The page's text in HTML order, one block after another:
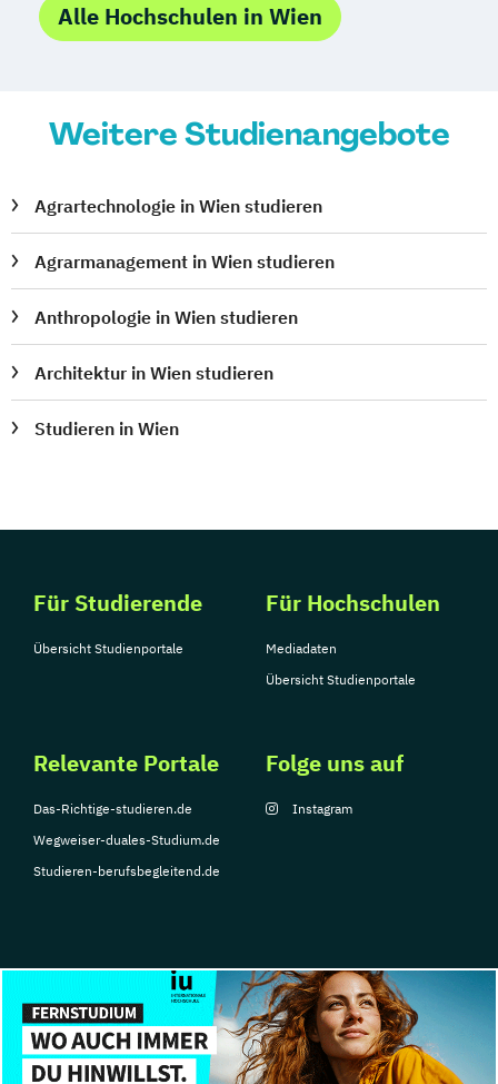
Musikwissenschaft
Naturschutz und
Pflegewissenschaft Pharmazie
Physics of the Earth (Geophysics)
Physik Physik (Lehramt)
Politikwissenschaft Polnisch (Lehramt)
Psychologie
Psychologie und Philosophie (Lehramt)
Publizistik- und
Reliogionspädaogik
Romanistik
Russisch (Lehramt)
Science-Technology-Society
Sinologie
Slowenisch (Lehramt)
Soziologie
Theologische Spezialisierung
Tibetologie und Buddhismuskunde
Transkulturelle Kommunikation
Translation Tschechisch (Lehramt)
Alle Hochschulen in Wien
Weitere Studienangebote
Agrartechnologie in Wien studieren
Agrarmanagement in Wien studieren
Anthropologie in Wien studieren
Architektur in Wien studieren
Studieren in Wien
Für Studierende
Übersicht Studienportale
Für Hochschulen
Mediadaten
Übersicht Studienportale
Relevante Portale
Das-Richtige-studieren.de
Wegweiser-duales-Studium.de
Studieren-berufsbegleitend.de
Folge uns auf
Instagram
© Copyright 2026, TarGroup Media GmbH
Impressum
Über
uns
Datenschutzerklärung Nutzungsbedingungen